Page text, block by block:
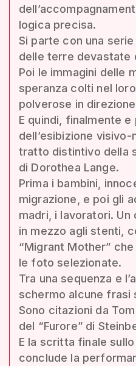
logica precisa.
Si parte con una
delle terre devastate
Poi le immagini delle
speranza colti nel
polverose in
E quindi, finalmente
dell’esibizione
tratto distintivo della
di Dorothea Lange.
Prima i bambini,
migrazione, e poi gli
madri, i lavoratori.
in mezzo agli stenti,
“Migrant Mother”
le foto selezionate.
Tra una sequenza e
schermo alcune frasi
Sono citazioni da
del “Furore” di
E la scritta finale
conclude la